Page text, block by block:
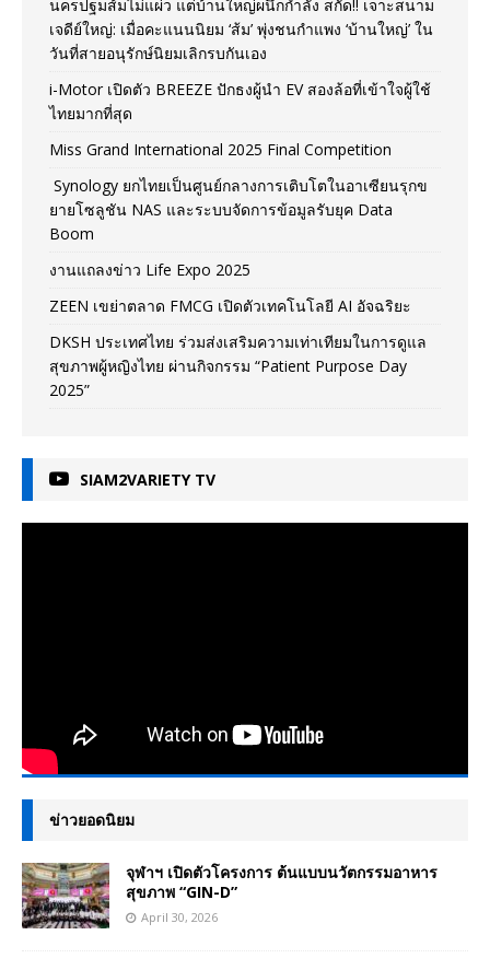
นครปฐมส้มไม่แผ่ว แต่บ้านใหญ่ผนึกกำลัง สกัด!! เจาะสนาม
เจดีย์ใหญ่: เมื่อคะแนนนิยม ‘ส้ม’ พุ่งชนกำแพง ‘บ้านใหญ่’ ใน
วันที่สายอนุรักษ์นิยมเลิกรบกันเอง
i-Motor เปิดตัว BREEZE ปักธงผู้นำ EV สองล้อที่เข้าใจผู้ใช้
ไทยมากที่สุด
Miss Grand International 2025 Final Competition
Synology ยกไทยเป็นศูนย์กลางการเติบโตในอาเซียนรุกข
ยายโซลูชัน NAS และระบบจัดการข้อมูลรับยุค Data
Boom
งานแถลงข่าว Life Expo 2025
ZEEN เขย่าตลาด FMCG เปิดตัวเทคโนโลยี AI อัจฉริยะ
DKSH ประเทศไทย ร่วมส่งเสริมความเท่าเทียมในการดูแล
สุขภาพผู้หญิงไทย ผ่านกิจกรรม “Patient Purpose Day
2025”
SIAM2VARIETY TV
ข่าวยอดนิยม
จุฬาฯ เปิดตัวโครงการ ต้นแบบนวัตกรรมอาหาร
สุขภาพ “GIN-D”
April 30, 2026